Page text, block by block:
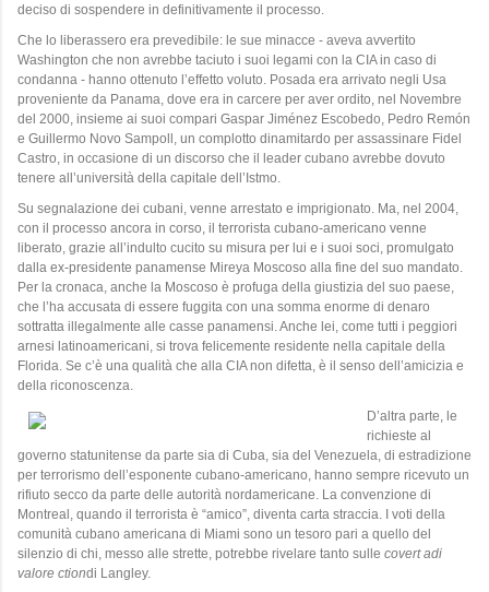
deciso di sospendere in definitivamente il processo.
Che lo liberassero era prevedibile: le sue minacce - aveva avvertito
Washington che non avrebbe taciuto i suoi legami con la CIA in caso di
condanna - hanno ottenuto l’effetto voluto. Posada era arrivato negli Usa
proveniente da Panama, dove era in carcere per aver ordito, nel Novembre
del 2000, insieme ai suoi compari Gaspar Jiménez Escobedo, Pedro Remón
e Guillermo Novo Sampoll, un complotto dinamitardo per assassinare Fidel
Castro, in occasione di un discorso che il leader cubano avrebbe dovuto
tenere all’università della capitale dell’Istmo.
Su segnalazione dei cubani, venne arrestato e imprigionato. Ma, nel 2004,
con il processo ancora in corso, il terrorista cubano-americano venne
liberato, grazie all’indulto cucito su misura per lui e i suoi soci, promulgato
dalla ex-presidente panamense Mireya Moscoso alla fine del suo mandato.
Per la cronaca, anche la Moscoso è profuga della giustizia del suo paese,
che l’ha accusata di essere fuggita con una somma enorme di denaro
sottratta illegalmente alle casse panamensi. Anche lei, come tutti i peggiori
arnesi latinoamericani, si trova felicemente residente nella capitale della
Florida. Se c’è una qualità che alla CIA non difetta, è il senso dell’amicizia e
della riconoscenza.
D’altra parte, le
richieste al
governo statunitense da parte sia di Cuba, sia del Venezuela, di estradizione
per terrorismo dell’esponente cubano-americano, hanno sempre ricevuto un
rifiuto secco da parte delle autorità nordamericane. La convenzione di
Montreal, quando il terrorista è “amico”, diventa carta straccia. I voti della
comunità cubano americana di Miami sono un tesoro pari a quello del
silenzio di chi, messo alle strette, potrebbe rivelare tanto sulle covert adi
valore ctiondi Langley.